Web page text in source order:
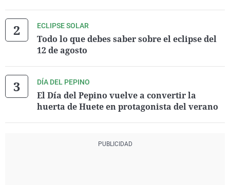
ECLIPSE SOLAR
Todo lo que debes saber sobre el eclipse del
12 de agosto
DÍA DEL PEPINO
El Día del Pepino vuelve a convertir la
huerta de Huete en protagonista del verano